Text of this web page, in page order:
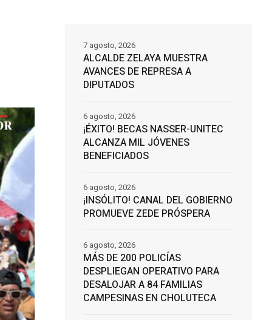
ALCALDE ZELAYA MUESTRA
AVANCES DE REPRESA A
DIPUTADOS
7 agosto, 2026
¡ÉXITO! BECAS NASSER-UNITEC
ALCANZA MIL JÓVENES
BENEFICIADOS
6 agosto, 2026
¡INSÓLITO! CANAL DEL GOBIERNO
PROMUEVE ZEDE PRÓSPERA
6 agosto, 2026
MÁS DE 200 POLICÍAS
DESPLIEGAN OPERATIVO PARA
DESALOJAR A 84 FAMILIAS
CAMPESINAS EN CHOLUTECA
6 agosto, 2026